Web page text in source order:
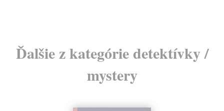
Ďalšie z kategórie detektívky /
mystery